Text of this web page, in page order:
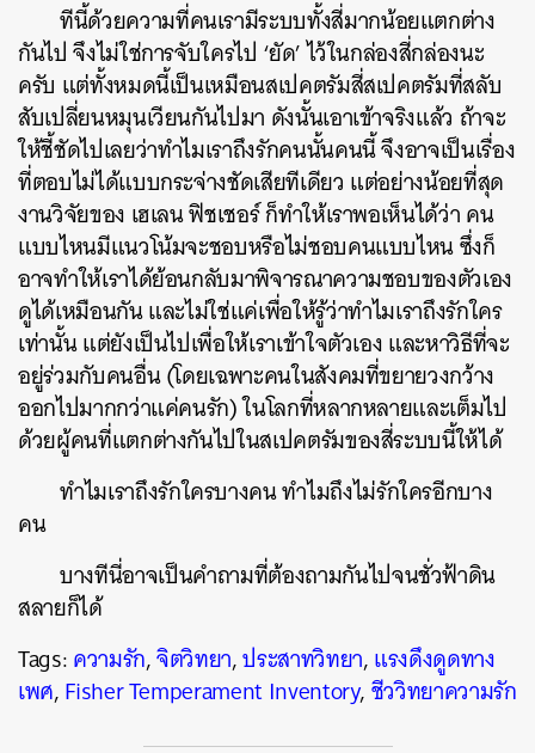
ทีนี้ด้วยความที่คนเรามีระบบทั้งสี่มากน้อยแตกต่าง
กันไป จึงไม่ใช่การจับใครไป ‘ยัด’ ไว้ในกล่องสี่กล่องนะ
ครับ แต่ทั้งหมดนี้เป็นเหมือนสเปคตรัมสี่สเปคตรัมที่สลับ
สับเปลี่ยนหมุนเวียนกันไปมา ดังนั้นเอาเข้าจริงแล้ว ถ้าจะ
ให้ชี้ชัดไปเลยว่าทำไมเราถึงรักคนนั้นคนนี้ จึงอาจเป็นเรื่อง
ที่ตอบไม่ได้แบบกระจ่างชัดเสียทีเดียว แต่อย่างน้อยที่สุด
งานวิจัยของ เฮเลน ฟิชเชอร์ ก็ทำให้เราพอเห็นได้ว่า คน
แบบไหนมีแนวโน้มจะชอบหรือไม่ชอบคนแบบไหน ซึ่งก็
อาจทำให้เราได้ย้อนกลับมาพิจารณาความชอบของตัวเอง
ดูได้เหมือนกัน และไม่ใช่แค่เพื่อให้รู้ว่าทำไมเราถึงรักใคร
เท่านั้น แต่ยังเป็นไปเพื่อให้เราเข้าใจตัวเอง และหาวิธีที่จะ
อยู่ร่วมกับคนอื่น (โดยเฉพาะคนในสังคมที่ขยายวงกว้าง
ออกไปมากกว่าแค่คนรัก) ในโลกที่หลากหลายและเต็มไป
ด้วยผู้คนที่แตกต่างกันไปในสเปคตรัมของสี่ระบบนี้ให้ได้
ทำไมเราถึงรักใครบางคน ทำไมถึงไม่รักใครอีกบาง
คน
บางทีนี่อาจเป็นคำถามที่ต้องถามกันไปจนชั่วฟ้าดิน
สลายก็ได้
Tags:ความรัก,จิตวิทยา,ประสาทวิทยา,แรงดึงดูดทาง
เพศ,Fisher Temperament Inventory,ชีววิทยาความรัก